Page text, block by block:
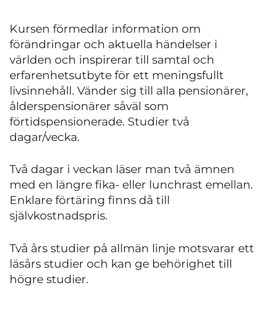
Kursen förmedlar information om
förändringar och aktuella händelser i
världen och inspirerar till samtal och
erfarenhetsutbyte för ett meningsfullt
livsinnehåll. Vänder sig till alla pensionärer,
ålderspensionärer såväl som
förtidspensionerade. Studier två
dagar/vecka.
Två dagar i veckan läser man två ämnen
med en längre fika- eller lunchrast emellan.
Enklare förtäring finns då till
självkostnadspris.
Två års studier på allmän linje motsvarar ett
läsårs studier och kan ge behörighet till
högre studier.